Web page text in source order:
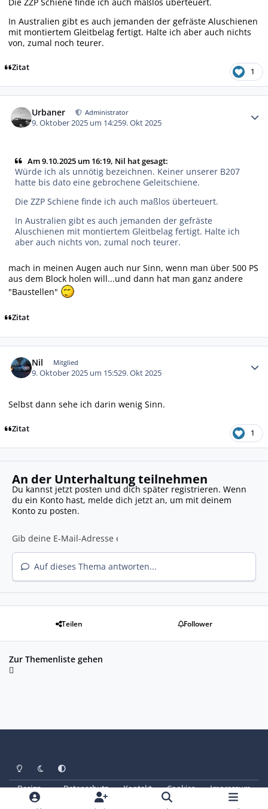
Die ZZP Schiene finde ich auch maßlos überteuert.
In Australien gibt es auch jemanden der gefräste Aluschienen
mit montiertem Gleitbelag fertigt. Halte ich aber auch nichts
von, zumal noch teurer.
Zitat 1
Urbaner Administrator
9. Oktober 2025 um 14:259. Okt 2025
Am 9.10.2025 um 16:19, Nil hat gesagt:
Würde ich als unnötig bezeichnen. Keiner unserer B207
hatte bis dato eine gebrochene Geleitschiene.
Die ZZP Schiene finde ich auch maßlos überteuert.
In Australien gibt es auch jemanden der gefräste
Aluschienen mit montiertem Gleitbelag fertigt. Halte ich
aber auch nichts von, zumal noch teurer.
mach in meinen Augen auch nur Sinn, wenn man über 500 PS
aus dem Block holen will...und dann hat man ganz andere
"Baustellen"
Zitat
Nil Mitglied
9. Oktober 2025 um 15:529. Okt 2025
Selbst dann sehe ich darin wenig Sinn.
Zitat 1
An der Unterhaltung teilnehmen
Du kannst jetzt posten und dich später registrieren. Wenn
du ein Konto hast, melde dich jetzt an, um mit deinem
Konto zu posten.
Auf dieses Thema antworten...
Teilen Follower
Zur Themenliste gehen
Heller ModusDunkler Modus
Systemeinstellung
Design Datenschutz Kontakt Cookies
Impressum
© Copyright 2025 - SAABoteure e. V.
Powered by Invision Community